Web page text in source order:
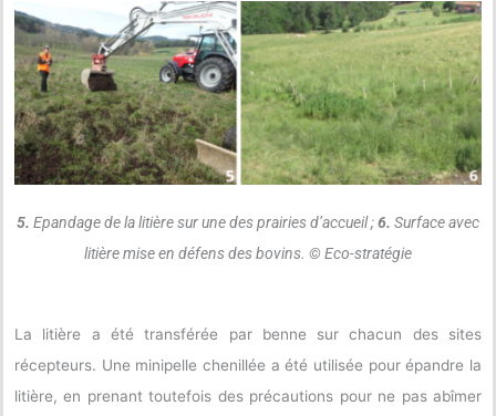
5. Epandage de la litière sur une des prairies d’accueil ;6. Surface avec
litière mise en défens des bovins. © Eco-stratégie
La litière a été transférée par benne sur chacun des sites
récepteurs. Une minipelle chenillée a été utilisée pour épandre la
litière, en prenant toutefois des précautions pour ne pas abîmer